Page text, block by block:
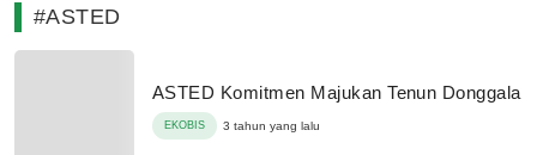
#ASTED
ASTED Komitmen Majukan Tenun Donggala
EKOBIS 3 tahun yang lalu